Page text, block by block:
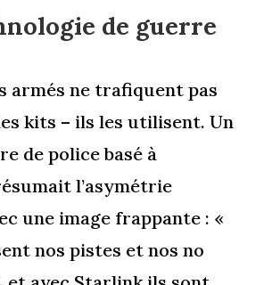
de guerre
armés ne trafiquent pas
kits – ils les utilisent. Un
de police basé à
l’asymétrie
une image frappante : «
nos pistes et nos no